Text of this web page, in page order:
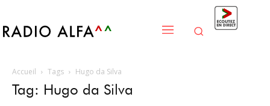
Accueil Tags Hugo da Silva
Tag: Hugo da Silva